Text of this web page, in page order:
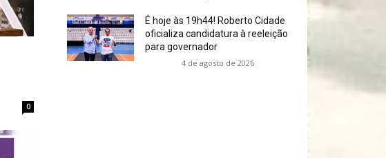
0
É hoje às 19h44! Roberto Cidade
oficializa candidatura à reeleição
para governador
4 de agosto de 2026